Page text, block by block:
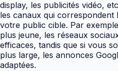
display, les publicités vidéo,
les canaux qui correspondent
votre public cible. Par
plus jeune, les réseaux
efficaces, tandis que si vous
plus large, les annonces
adaptées.